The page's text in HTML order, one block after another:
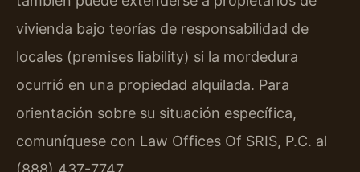
vivienda bajo teorías de responsabilidad de
locales (premises liability) si la mordedura
ocurrió en una propiedad alquilada. Para
orientación sobre su situación específica,
comuníquese con Law Offices Of SRIS, P.C. al